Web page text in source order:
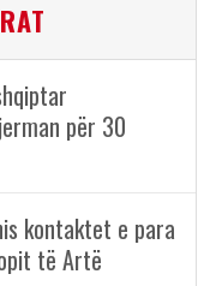
për 30
kontaktet e para
të Artë